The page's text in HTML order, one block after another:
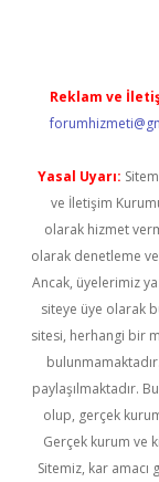
Reklam ve
Yasal Uyarı:
ve İletişim
olarak hizmet
olarak denetleme
Ancak, üyelerimiz
siteye üye olarak
sitesi, herhangi bir
paylaşılmaktadır.
olup, gerçek
Gerçek kurum ve
Sitemiz, kar